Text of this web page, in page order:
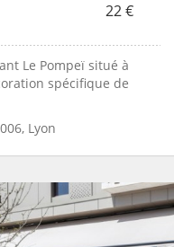
22 €
Le Pompeï situé à
spécifique de
Lyon